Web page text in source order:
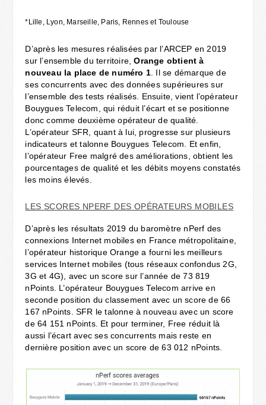
*Lille, Lyon, Marseille, Paris, Rennes et Toulouse
D’après les mesures réalisées par l’ARCEP en 2019
sur l’ensemble du territoire,Orange obtient à
nouveau la place de numéro 1 . Il se démarque de
ses concurrents avec des données supérieures sur
l’ensemble des tests réalisés. Ensuite, vient l’opérateur
Bouygues Telecom, qui réduit l’écart et se positionne
donc comme deuxième opérateur de qualité.
L’opérateur SFR, quant à lui, progresse sur plusieurs
indicateurs et talonne Bouygues Telecom. Et enfin,
l’opérateur Free malgré des améliorations, obtient les
pourcentages de qualité et les débits moyens constatés
les moins élevés.
LES SCORES NPERF DES OPÉRATEURS MOBILES
D’après les résultats 2019 du baromètre nPerf des
connexions Internet mobiles en France métropolitaine,
l’opérateur historique Orange a fourni les meilleurs
services Internet mobiles (tous réseaux confondus 2G,
3G et 4G), avec un score sur l’année de 73 819
nPoints. L’opérateur Bouygues Telecom arrive en
seconde position du classement avec un score de 66
167 nPoints. SFR le talonne à nouveau avec un score
de 64 151 nPoints. Et pour terminer, Free réduit là
aussi l’écart avec ses concurrents mais reste en
dernière position avec un score de 63 012 nPoints.